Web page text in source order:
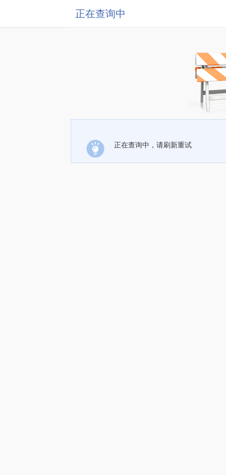
正在查询中
正在查询中，请刷新重试